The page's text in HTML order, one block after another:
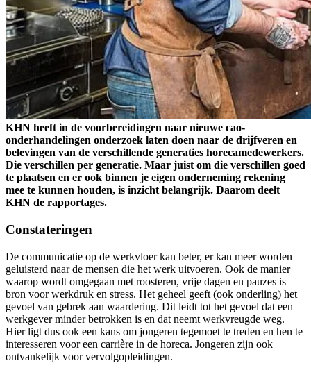
KHN heeft in de voorbereidingen naar nieuwe cao-
onderhandelingen onderzoek laten doen naar de drijfveren en
belevingen van de verschillende generaties horecamedewerkers.
Die verschillen per generatie. Maar juist om die verschillen goed
te plaatsen en er ook binnen je eigen onderneming rekening
mee te kunnen houden, is inzicht belangrijk. Daarom deelt
KHN de rapportages.
Constateringen
De communicatie op de werkvloer kan beter, er kan meer worden
geluisterd naar de mensen die het werk uitvoeren. Ook de manier
waarop wordt omgegaan met roosteren, vrije dagen en pauzes is
bron voor werkdruk en stress. Het geheel geeft (ook onderling) het
gevoel van gebrek aan waardering. Dit leidt tot het gevoel dat een
werkgever minder betrokken is en dat neemt werkvreugde weg.
Hier ligt dus ook een kans om jongeren tegemoet te treden en hen te
interesseren voor een carrière in de horeca. Jongeren zijn ook
ontvankelijk voor vervolgopleidingen.